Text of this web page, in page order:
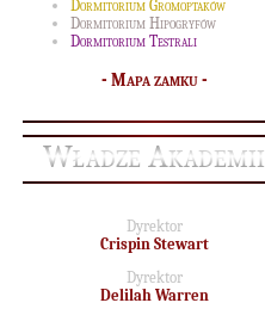
Dormitorium Gromoptaków
Dormitorium Hipogryfów
Dormitorium Testrali
- Mapa zamku-
Władze Akademii
Dyrektor
Crispin Stewart
Dyrektor
Delilah Warren